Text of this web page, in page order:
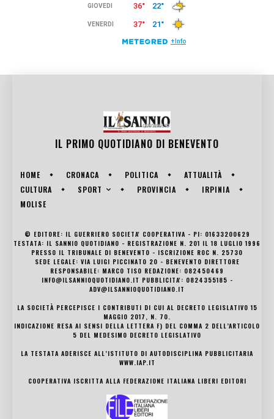
IL PRIMO QUOTIDIANO DI BENEVENTO
HOME CRONACA POLITICA
ATTUALITÀ
CULTURA
SPORT PROVINCIA
IRPINIA
MOLISE
© EDITORE: IL GUERRIERO SOCIETA' COOPERATIVA - PI: 01633200629
TESTATA: IL SANNIO QUOTIDIANO - REGISTRAZIONE N. 201 IL 18 LUGLIO 1996
PRESSO IL TRIBUNALE DI BENEVENTO - ISCRIZIONE ROC N. 25730
SEDE LEGALE: VIA LUIGI PICCINATO 20 - BENEVENTO DIRETTORE
RESPONSABILE: MARCO TISO REDAZIONE: 082450469
INFO@ILSANNIOQUOTIDIANO.IT PUBBLICITA': 0824355185 -
ADV@ILSANNIOQUOTIDIANO.IT
LA SOCIETÀ PERCEPISCE I CONTRIBUTI DI CUI AL DECRETO LEGISLATIVO 15
MAGGIO 2017, N. 70.
INDICAZIONE RESA AI SENSI DELLA LETTERA F) DEL COMMA 2 DELL’ARTICOLO
5 DEL MEDESIMO DECRETO LEGISLATIVO
LA TESTATA ADERISCE ALL’ISTITUTO DI AUTODISCIPLINA PUBBLICITARIA
WWW.IAP.IT
COOPERATIVA ISCRITTA ALLA FEDERAZIONE ITALIANA LIBERI EDITORI